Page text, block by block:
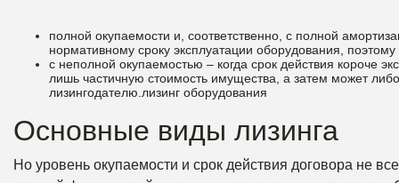
полной окупаемости и, соответственно, с полной
нормативному сроку эксплуатации оборудования,
с неполной окупаемостью – когда срок действия короче
лишь частичную стоимость имущества, а затем может
лизингодателю.лизинг оборудования
Основные виды лизинга
Но уровень окупаемости и срок действия договора не